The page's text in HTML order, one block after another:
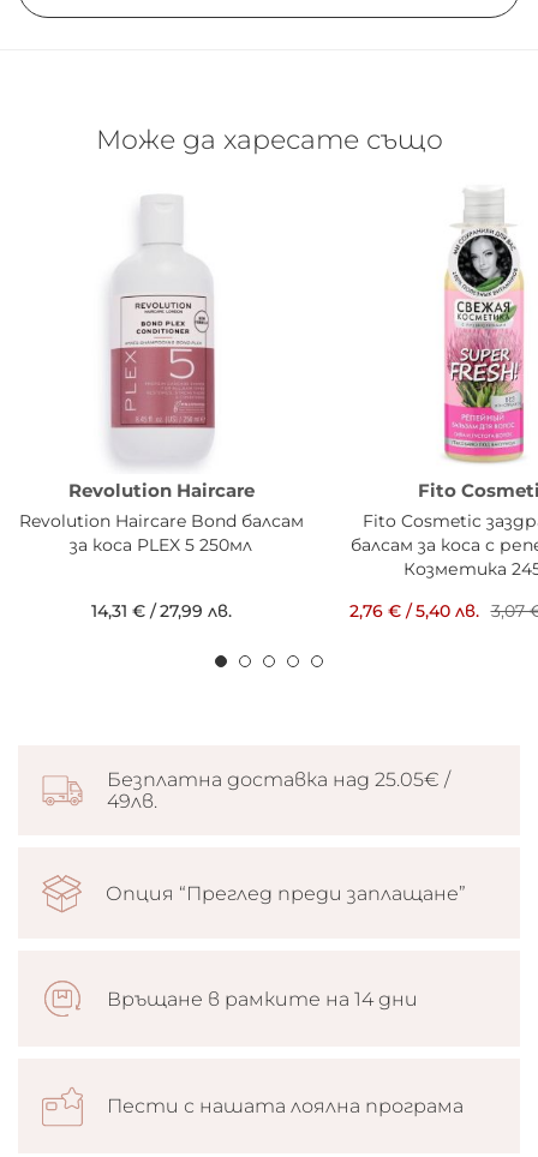
Може да харесате също
Revolution Haircare
Revolution Haircare Bond балсам
за коса PLEX 5 250мл
14,31 €/27,99 лв.
Fito
Fito Cosmetic
балсам за коса с
Козметика
2,76 €/5,40 лв. 3,07
Безплатна доставка над 25.05€ /
49лв.
Опция “Преглед преди заплащане”
Връщане в рамките на 14 дни
Пести с нашата лоялна програма